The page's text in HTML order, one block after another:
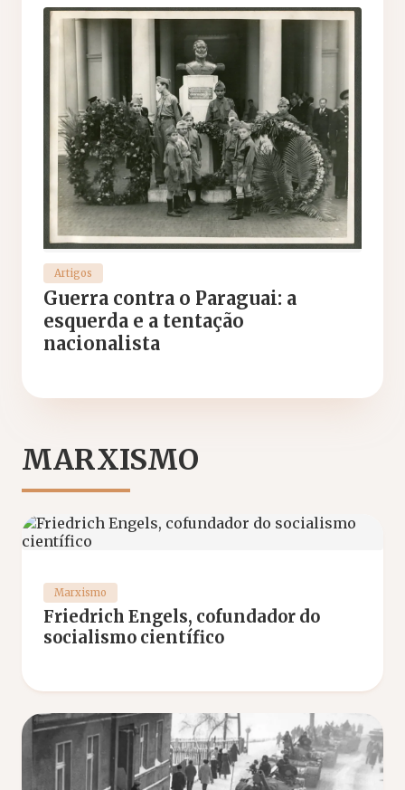
Artigos
Guerra contra o Paraguai: a
esquerda e a tentação
nacionalista
MARXISMO
Marxismo
Friedrich Engels, cofundador do
socialismo científico